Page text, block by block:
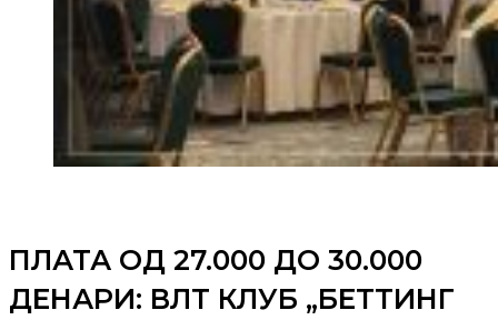
ПЛАТА ОД 27.000 ДО 30.000
ДЕНАРИ: ВЛТ КЛУБ „БЕТТИНГ